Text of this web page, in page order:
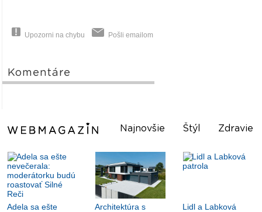
Upozorni na chybu Pošli emailom
Komentáre
Najnovšie Štýl Zdravie
Adela sa ešte
Architektúra s
Lidl a Labková